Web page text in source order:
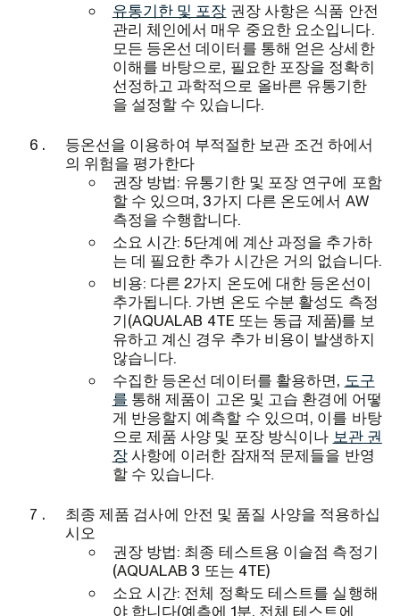
유통기한 및 포장 권장 사항은 식품 안전
관리 체인에서 매우 중요한 요소입니다.
모든 등온선 데이터를 통해 얻은 상세한
이해를 바탕으로, 필요한 포장을 정확히
선정하고 과학적으로 올바른 유통기한
을 설정할 수 있습니다.
등온선을 이용하여 부적절한 보관 조건 하에서
의 위험을 평가한다
권장 방법: 유통기한 및 포장 연구에 포함
할 수 있으며, 3가지 다른 온도에서 AW
측정을 수행합니다.
소요 시간: 5단계에 계산 과정을 추가하
는 데 필요한 추가 시간은 거의 없습니다.
비용: 다른 2가지 온도에 대한 등온선이
추가됩니다. 가변 온도 수분 활성도 측정
기(AQUALAB 4TE 또는 동급 제품)를 보
유하고 계신 경우 추가 비용이 발생하지
않습니다.
수집한 등온선 데이터를 활용하면, 도구
를 통해 제품이 고온 및 고습 환경에 어떻
게 반응할지 예측할 수 있으며, 이를 바탕
으로 제품 사양 및 포장 방식이나 보관 권
장사항에 이러한 잠재적 문제들을 반영
할 수 있습니다.
최종 제품 검사에 안전 및 품질 사양을 적용하십
시오
권장 방법: 최종 테스트용 이슬점 측정기
(AQUALAB 3 또는 4TE)
소요 시간: 전체 정확도 테스트를 실행해